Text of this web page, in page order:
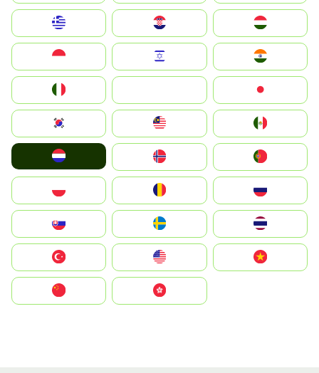
Magyarország
South Korea
United States
中國香港特別行政區